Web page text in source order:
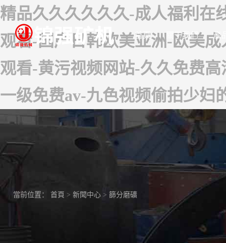
精品久久久久久久-成人福利在
观看-国产日韩欧美亚洲-欧美
观看-黄污视频网站-久久免费
一级免费av-九色视频偷拍少妇
首頁 關于我們 產
當前位置： 首頁 > 新聞中心> 篩分磨礦